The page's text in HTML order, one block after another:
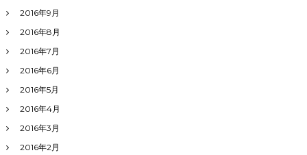
2016年9月
2016年8月
2016年7月
2016年6月
2016年5月
2016年4月
2016年3月
2016年2月